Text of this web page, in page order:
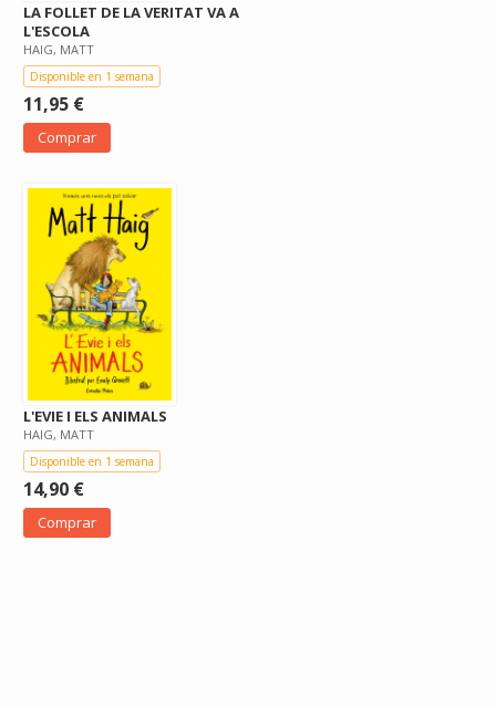
LA FOLLET DE LA VERITAT VA A
L'ESCOLA
HAIG, MATT
Disponible en 1 semana
11,95 €
Comprar
L'EVIE I ELS ANIMALS
HAIG, MATT
Disponible en 1 semana
14,90 €
Comprar